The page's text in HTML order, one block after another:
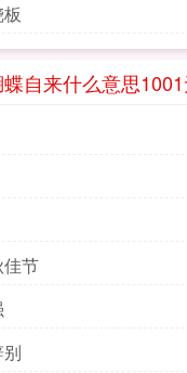
蝶自来什么意思
节